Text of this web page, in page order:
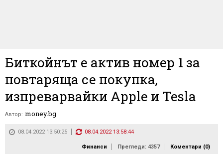
Биткойнът е актив номер 1 за
повтаряща се покупка,
изпреварвайки Apple и Tesla
Автор: money.bg
08.04.2022 13:50:25 08.04.2022 13:58:44
Финанси Прегледи: 4357 Коментари (0)